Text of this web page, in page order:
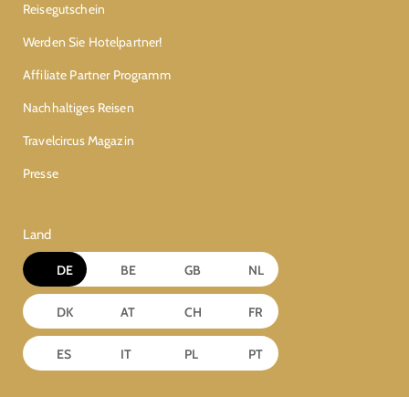
Reisegutschein
Werden Sie Hotelpartner!
Affiliate Partner Programm
Nachhaltiges Reisen
Travelcircus Magazin
Presse
Land
DE BE GB NL
DK AT CH FR
ES IT PL PT